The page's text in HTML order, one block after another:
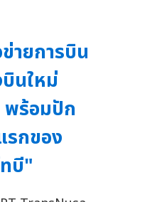
ายการบิน
นใหม่
พร้อมปัก
รกของ
บี"